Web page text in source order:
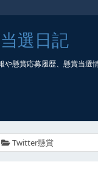
選日記
や懸賞応募履歴、懸賞当
Twitter懸賞